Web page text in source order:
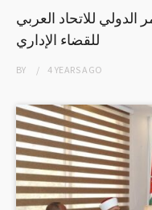
الدولي للاتحاد العربي
للقضاء الإداري
BY 4 YEARSAGO